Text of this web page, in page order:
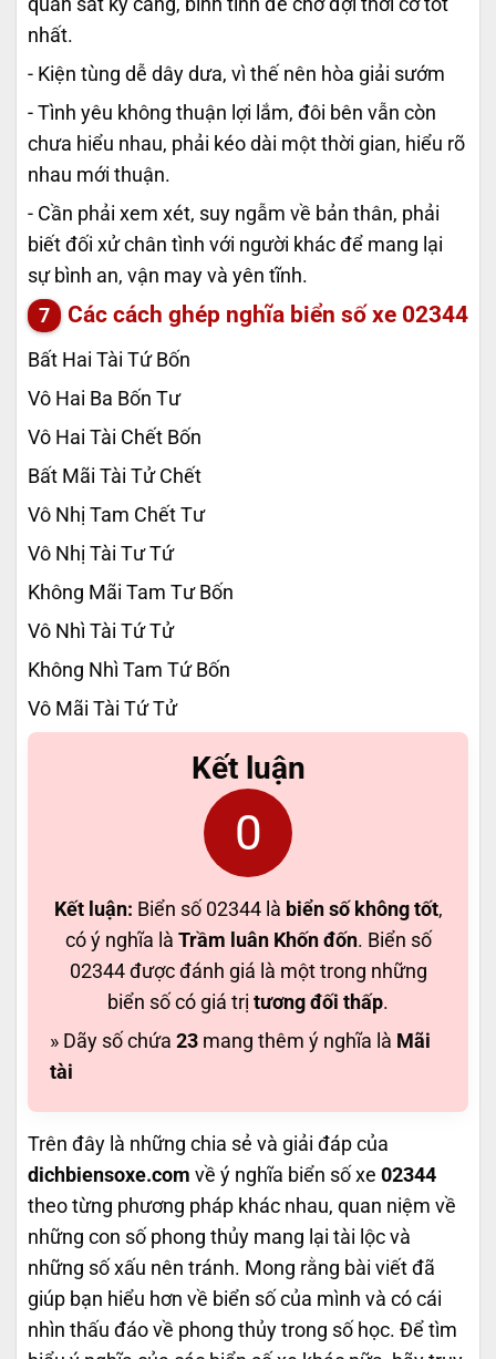
quan sát kỹ càng, bình tĩnh để chờ đợi thời cơ tốt
nhất.
- Kiện tùng dễ dây dưa, vì thế nên hòa giải sướm
- Tình yêu không thuận lợi lắm, đôi bên vẫn còn
chưa hiểu nhau, phải kéo dài một thời gian, hiểu rõ
nhau mới thuận.
- Cần phải xem xét, suy ngẫm về bản thân, phải
biết đối xử chân tình với người khác để mang lại
sự bình an, vận may và yên tĩnh.
Các cách ghép nghĩa biển số xe 02344
Bất Hai Tài Tứ Bốn
Vô Hai Ba Bốn Tư
Vô Hai Tài Chết Bốn
Bất Mãi Tài Tử Chết
Vô Nhị Tam Chết Tư
Vô Nhị Tài Tư Tứ
Không Mãi Tam Tư Bốn
Vô Nhì Tài Tứ Tử
Không Nhì Tam Tứ Bốn
Vô Mãi Tài Tứ Tử
Kết luận
0
Kết luận: Biển số 02344 là biển số không tốt,
có ý nghĩa là Trầm luân Khốn đốn. Biển số
02344 được đánh giá là một trong những
biển số có giá trị tương đối thấp.
» Dãy số chứa 23 mang thêm ý nghĩa là Mãi
tài
Trên đây là những chia sẻ và giải đáp của
dichbiensoxe.com về ý nghĩa biển số xe 02344
theo từng phương pháp khác nhau, quan niệm về
những con số phong thủy mang lại tài lộc và
những số xấu nên tránh. Mong rằng bài viết đã
giúp bạn hiểu hơn về biển số của mình và có cái
nhìn thấu đáo về phong thủy trong số học. Để tìm